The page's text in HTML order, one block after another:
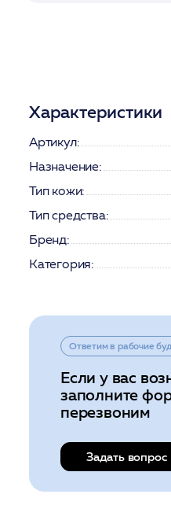
Характеристики
Артикул:
Назначение:
Тип кожи:
Тип средства:
Бренд:
Категория:
Ответим в рабочие
Если у вас
заполните
перезвоним
Задать вопрос